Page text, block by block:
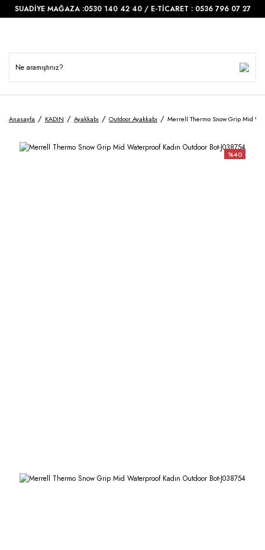
SUADİYE MAĞAZA :0530 140 42 40 / E-TİCARET : 0536 796 07 27
Anasayfa KADIN Ayakkabı Outdoor Ayakkabı Merrell Thermo Snow Grip Mid
%40